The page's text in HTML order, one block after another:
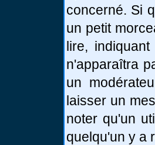
concerné. Si
un petit
lire,
n'apparaîtra
un
laisser un
noter qu'un
quelqu'un y a